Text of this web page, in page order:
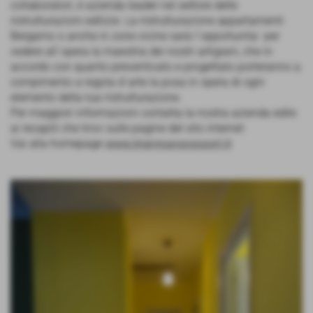
collaboratori, è azienda leader nel settore delle
ristrutturazioni edilizie. La ristrutturazione appartamenti
Bergamo o anche in zone vicine sarà l´opportunita´ per
vedere all´opera la maestria dei nostri artigiani, che in
accordo con quanto preventivato e progettato porteranno a
compimento a regola d´arte la posa in opera di ogni
elemento della tua ristrutturazione.
Per maggiori informazioni contatta la nostra azienda edile
ai recapiti che trovi sulle pagine del sito internet
Vai alla homepage www.impresavavassori.it